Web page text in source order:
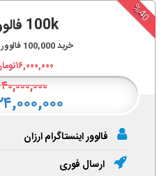
%40
100k فالوور ارزان
خرید100,000
۱۶,۰۰۰,۰۰۰
۴۰,۰۰۰,۰۰۰
۲۴,۰۰۰,۰۰۰
فالوور اینستاگرام ارزان
ارسال فوری